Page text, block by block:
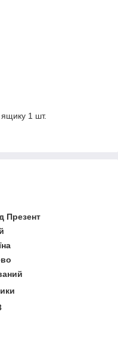
ящику 1 шт.
Презент